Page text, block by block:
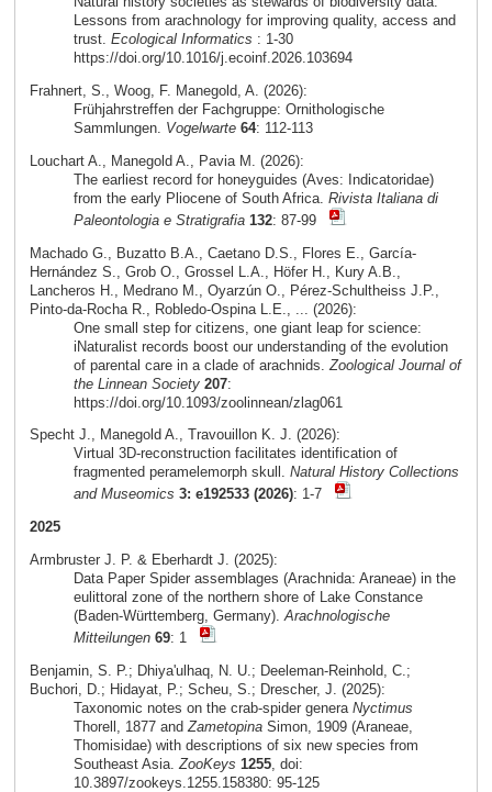
Lessons from arachnology for improving quality, access and
trust. Ecological Informatics : 1-30
https://doi.org/10.1016/j.ecoinf.2026.103694
Frahnert, S., Woog, F. Manegold, A. (2026):
Frühjahrstreffen der Fachgruppe: Ornithologische
Sammlungen. Vogelwarte 64: 112-113
Louchart A., Manegold A., Pavia M. (2026):
The earliest record for honeyguides (Aves: Indicatoridae)
from the early Pliocene of South Africa. Rivista Italiana di
Paleontologia e Stratigrafia 132: 87-99
Machado G., Buzatto B.A., Caetano D.S., Flores E., García-
Hernández S., Grob O., Grossel L.A., Höfer H., Kury A.B.,
Lancheros H., Medrano M., Oyarzún O., Pérez-Schultheiss J.P.,
Pinto-da-Rocha R., Robledo-Ospina L.E., ... (2026):
One small step for citizens, one giant leap for science:
iNaturalist records boost our understanding of the evolution
of parental care in a clade of arachnids. Zoological Journal of
the Linnean Society 207:
https://doi.org/10.1093/zoolinnean/zlag061
Specht J., Manegold A., Travouillon K. J. (2026):
Virtual 3D-reconstruction facilitates identification of
fragmented peramelemorph skull. Natural History Collections
and Museomics 3: e192533 (2026): 1-7
2025
Armbruster J. P. & Eberhardt J. (2025):
Data Paper Spider assemblages (Arachnida: Araneae) in the
eulittoral zone of the northern shore of Lake Constance
(Baden-Württemberg, Germany).Arachnologische
Mitteilungen 69: 1
Benjamin, S. P.; Dhiya'ulhaq, N. U.; Deeleman-Reinhold, C.;
Buchori, D.; Hidayat, P.; Scheu, S.; Drescher, J. (2025):
Taxonomic notes on the crab-spider genera Nyctimus
Thorell, 1877 and ZametopinaSimon, 1909 (Araneae,
Thomisidae) with descriptions of six new species from
Southeast Asia. ZooKeys 1255, doi:
10.3897/zookeys.1255.158380: 95-125